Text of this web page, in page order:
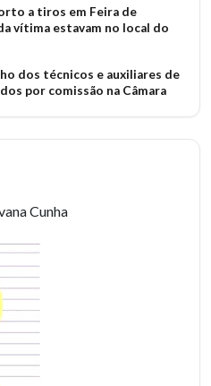
a tiros em Feira de
vítima estavam no local do
dos técnicos e auxiliares de
por comissão na Câmara